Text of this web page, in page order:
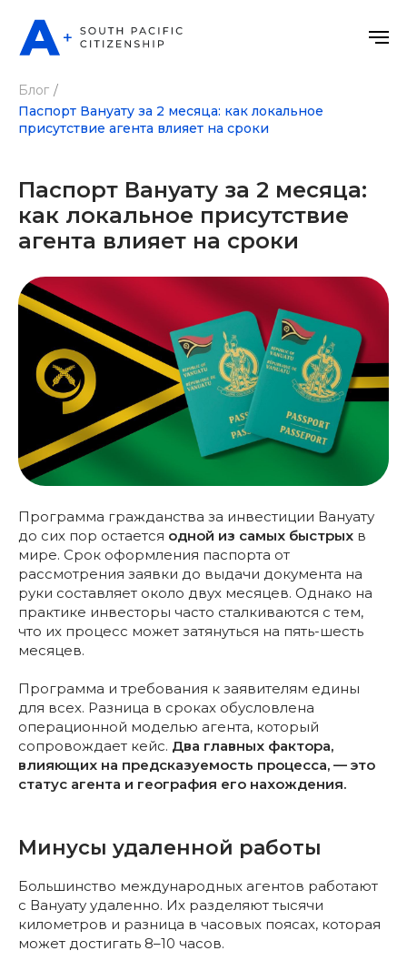
Блог /
Паспорт Вануату за 2 месяца: как локальное
присутствие агента влияет на сроки
Паспорт Вануату за 2 месяца:
как локальное присутствие
агента влияет на сроки
Программа гражданства за инвестиции Вануату
до сих пор остается одной из самых быстрых в
мире. Срок оформления паспорта от
рассмотрения заявки до выдачи документа на
руки составляет около двух месяцев. Однако на
практике инвесторы часто сталкиваются с тем,
что их процесс может затянуться на пять-шесть
месяцев.
Программа и требования к заявителям едины
для всех. Разница в сроках обусловлена
операционной моделью агента, который
сопровождает кейс. Два главных фактора,
влияющих на предсказуемость процесса, — это
статус агента и география его нахождения.
Минусы удаленной работы
Большинство международных агентов работают
с Вануату удаленно. Их разделяют тысячи
километров и разница в часовых поясах, которая
может достигать 8–10 часов.